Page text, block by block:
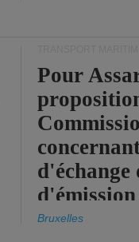
Pour
d'échange
timide,
Bruxelles